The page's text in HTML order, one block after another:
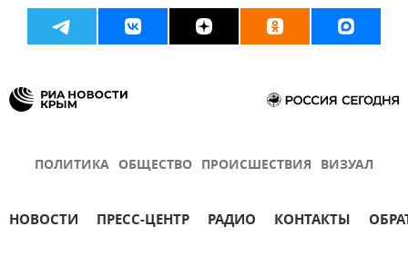
ПОЛИТИКА ОБЩЕСТВО ПРОИСШЕСТВИЯ ВИЗУАЛ
НОВОСТИ ПРЕСС-ЦЕНТР РАДИО КОНТАКТЫ